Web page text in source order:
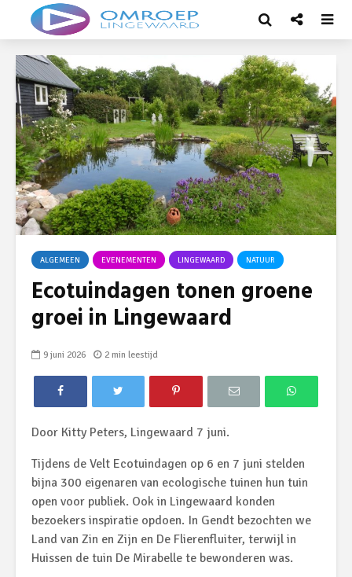
ALGEMEEN EVENEMENTEN LINGEWAARD NATUUR
Ecotuindagen tonen groene
groei in Lingewaard
9 juni 2026 2 min leestijd
Door Kitty Peters, Lingewaard 7 juni.
Tijdens de Velt Ecotuindagen op 6 en 7 juni stelden
bijna 300 eigenaren van ecologische tuinen hun tuin
open voor publiek. Ook in Lingewaard konden
bezoekers inspiratie opdoen. In Gendt bezochten we
Land van Zin en Zijn en De Flierenfluiter, terwijl in
Huissen de tuin De Mirabelle te bewonderen was.